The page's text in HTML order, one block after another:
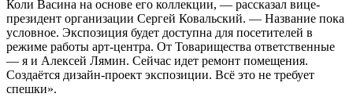
Коли Васина на основе его коллекции, — рассказал вице-
президент организации Сергей Ковальский. — Название пока
условное. Экспозиция будет доступна для посетителей в
режиме работы арт-центра. От Товарищества ответственные
— я и Алексей Лямин. Сейчас идет ремонт помещения.
Создаётся дизайн-проект экспозиции. Всё это не требует
спешки».